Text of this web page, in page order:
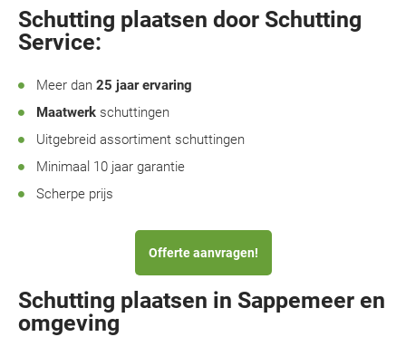
Schutting plaatsen door Schutting
Service:
Meer dan 25 jaar ervaring
Maatwerk schuttingen
Uitgebreid assortiment schuttingen
Minimaal 10 jaar garantie
Scherpe prijs
Offerte aanvragen!
Schutting plaatsen in Sappemeer en
omgeving